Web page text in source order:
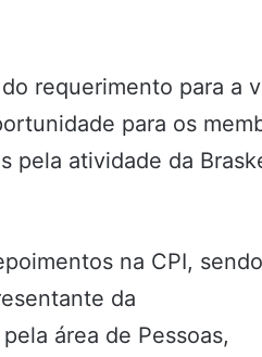
requerimento para a
para os
pela atividade da
na CPI,
da
área de Pessoas,